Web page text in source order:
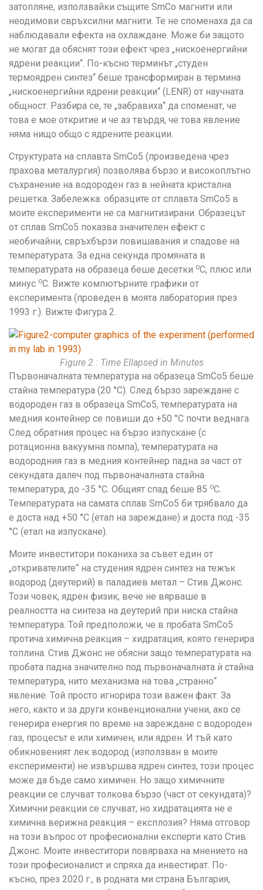
затопляне, използвайки същите SmCo магнити или
неодимови свръхсилни магнити. Те не споменаха да са
наблюдавали ефекта на охлаждане. Може би защото
не могат да обяснят този ефект чрез „нискоенергийни
ядрени реакции“. По-късно терминът „студен
термоядрен синтез“ беше трансформиран в термина
„нискоенергийни ядрени реакции“ (LENR) от научната
общност. Разбира се, те „забравиха“ да споменат, че
това е мое откритие и че аз твърдя, че това явление
няма нищо общо с ядрените реакции.
Структурата на сплавта SmCo5 (произведена чрез
прахова металургия) позволява бързо и високоплътно
съхранение на водороден газ в нейната кристална
решетка. Забележка: образците от сплавта SmCo5 в
моите експерименти не са магнитизирани. Образецът
от сплав SmCo5 показва значителен ефект с
необичайни, свръхбързи повишавания и спадове на
температурата. За една секунда промяната в
температурата на образеца беше десетки oC, плюс или
минус oC. Вижте компютърните графики от
експеримента (проведен в моята лаборатория през
1993 г.). Вижте Фигура 2.
Figure 2 : Time Ellapsed in Minutes
Първоначалната температура на образеца SmCo5 беше
стайна температура (20 °C). След бързо зареждане с
водороден газ в образеца SmCo5, температурата на
медния контейнер се повиши до +50 °C почти веднага.
След обратния процес на бързо изпускане (с
ротационна вакуумна помпа), температурата на
водородния газ в медния контейнер падна за част от
секундата далеч под първоначалната стайна
температура, до -35 °C. Общият спад беше 85 oC.
Температурата на самата сплав SmCo5 би трябвало да
е доста над +50 °C (етап на зареждане) и доста под -35
°C (етап на изпускане).
Моите инвеститори поканиха за съвет един от
„откривателите“ на студения ядрен синтез на тежък
водород (деутерий) в паладиев метал – Стив Джонс.
Този човек, ядрен физик, вече не вярваше в
реалността на синтеза на деутерий при ниска стайна
температура. Той предположи, че в пробата SmCo5
протича химична реакция – хидратация, която генерира
топлина. Стив Джонс не обясни защо температурата на
пробата падна значително под първоначалната ѝ стайна
температура, нито механизма на това „странно“
явление. Той просто игнорира този важен факт. За
него, както и за други конвенционални учени, ако се
генерира енергия по време на зареждане с водороден
газ, процесът е или химичен, или ядрен. И тъй като
обикновеният лек водород (използван в моите
експерименти) не извършва ядрен синтез, този процес
може да бъде само химичен. Но защо химичните
реакции се случват толкова бързо (част от секундата)?
Химични реакции се случват, но хидратацията не е
химична верижна реакция – експлозия? Няма отговор
на този въпрос от професионални експерти като Стив
Джонс. Моите инвеститори повярваха на мнението на
този професионалист и спряха да инвестират. По-
късно, през 2020 г., в родната ми страна България,